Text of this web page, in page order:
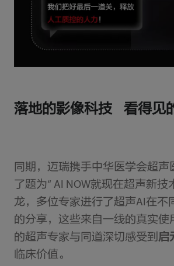
落地的影像科技 看得见
同期，迈瑞携手中华医学会超声
了题为“ AI NOW就现在超声新技
龙，多位专家进行了超声AI在不
的分享，这些来自一线的真实使
的超声专家与同道深切感受到启
临床价值。